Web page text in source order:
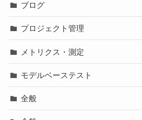
ブログ
プロジェクト管理
メトリクス・測定
モデルベーステスト
全般